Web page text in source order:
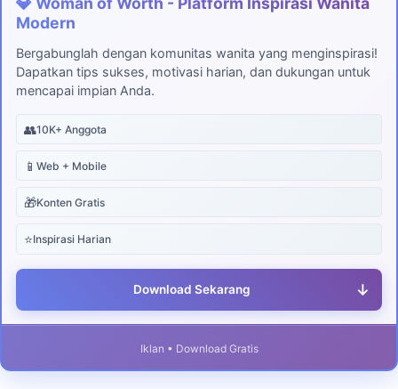
Modern
Bergabunglah dengan komunitas wanita yang menginspirasi!
Dapatkan tips sukses, motivasi harian, dan dukungan untuk
mencapai impian Anda.
👥10K+ Anggota
📱 Web + Mobile
🎁Konten Gratis
⭐Inspirasi Harian
Download Sekarang ↓
Iklan • Download Gratis